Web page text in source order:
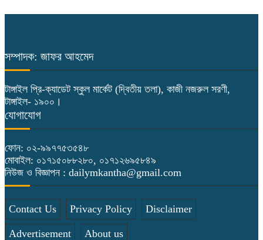
সম্পাদক: জাফর আহমেদ
টাঙ্গাইল প্রি-ক্যাডেট স্কুল মার্কেট (দ্বিতীয় তলা), কাজী নজরুল সরণী,
টাঙ্গাইল- ১৯০০।
যোগাযোগ
ফোন: ০২-৯৯৭৭৫৩৫৪৮
মোবাইল: ০১৭১৫০৮৮২৮০, ০১৭১২৬৯৫৮৪৯
নিউজ ও বিজ্ঞাপন : dailymkantha@gmail.com
Contact Us Privacy Policy Disclaimer
Advertisement About us